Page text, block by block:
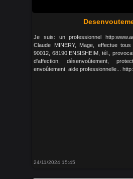
Je suis: un professionnel
Claude MINERY, Mage, effectue
90012, 68190 ENSISHEIM, tél.,
d'affection, désenvoûtement,
envoûtement, aide professionnelle...
24/11/2024 15:45